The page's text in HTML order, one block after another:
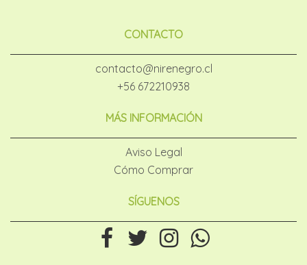
CONTACTO
contacto@nirenegro.cl
+56 672210938
MÁS INFORMACIÓN
Aviso Legal
Cómo Comprar
SÍGUENOS